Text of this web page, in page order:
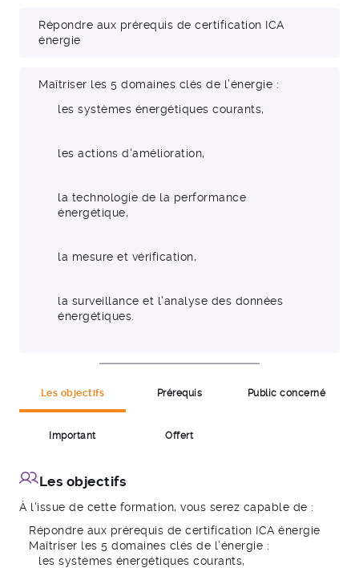
Répondre aux prérequis de certification ICA
énergie
Maîtriser les 5 domaines clés de l’énergie :
les systèmes énergétiques courants,
les actions d'amélioration,
la technologie de la performance
énergétique,
la mesure et vérification,
la surveillance et l'analyse des données
énergétiques.
Les objectifs Prérequis Public concerné
Important Offert
Les objectifs
À l'issue de cette formation, vous serez capable de :
Répondre aux prérequis de certification ICA énergie
Maîtriser les 5 domaines clés de l’énergie :
les systèmes énergétiques courants,